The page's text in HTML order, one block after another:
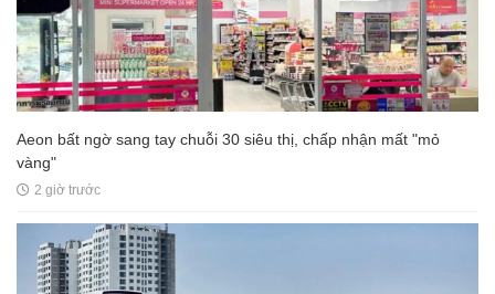
Aeon bất ngờ sang tay chuỗi 30 siêu thị, chấp nhận mất "mỏ
vàng"
2 giờ trước